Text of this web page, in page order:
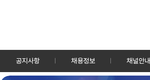
공지사항 채용정보 채널안내